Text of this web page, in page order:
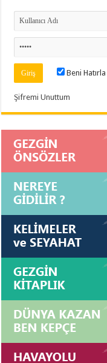
Beni Hatırla
Şifremi Unuttum